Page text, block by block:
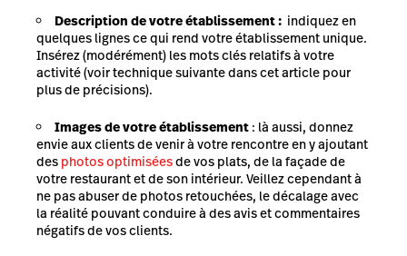
Description de votre établissement : indiquez en
quelques lignes ce qui rend votre établissement unique.
Insérez (modérément) les mots clés relatifs à votre
activité (voir technique suivante dans cet article pour
plus de précisions).
Images de votre établissement : là aussi, donnez
envie aux clients de venir à votre rencontre en y ajoutant
des photos optimiséesde vos plats, de la façade de
votre restaurant et de son intérieur. Veillez cependant à
ne pas abuser de photos retouchées, le décalage avec
la réalité pouvant conduire à des avis et commentaires
négatifs de vos clients.